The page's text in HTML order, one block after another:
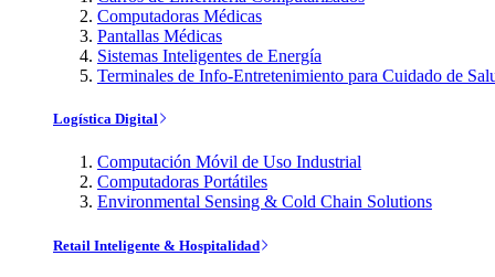
Computadoras Médicas
Pantallas Médicas
Sistemas Inteligentes de Energía
Terminales de Info-Entretenimiento para Cuidado de
Logística Digital
Computación Móvil de Uso Industrial
Computadoras Portátiles
Environmental Sensing & Cold Chain Solutions
Retail Inteligente & Hospitalidad